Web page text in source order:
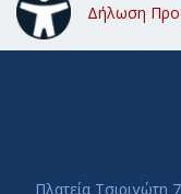
Δήλωση
Πλατεία Τσιριγώτη